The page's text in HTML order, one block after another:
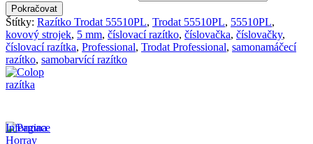
Pokračovat
Štítky: Razítko Trodat 55510PL, Trodat 55510PL, 55510PL,
kovový strojek, 5 mm, číslovací razítko, číslovačka, číslovačky,
číslovací razítka, Professional, Trodat Professional, samonamáčecí
razítko, samobarvící razítko
Informace